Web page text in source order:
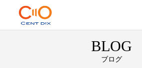
BLOG
ブログ